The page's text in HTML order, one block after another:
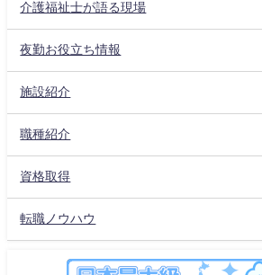
介護福祉士が語る現場
夜勤お役立ち情報
施設紹介
職種紹介
資格取得
転職ノウハウ